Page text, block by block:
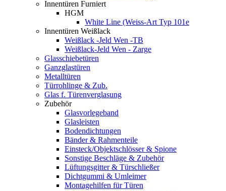
Innentüren Furniert
HGM
White Line (Weiss-Art Typ 101e
Innentüren Weißlack
Weißlack -Jeld Wen -TB
Weißlack-Jeld Wen - Zarge
Glasschiebetüren
Ganzglastüren
Metalltüren
Türrohlinge & Zub.
Glas f. Türenverglasung
Zubehör
Glasvorlegeband
Glasleisten
Bodendichtungen
Bänder & Rahmenteile
Einsteck/Objektschlösser & Spione
Sonstige Beschläge & Zubehör
Lüftungsgitter & Türschließer
Dichtgummi & Umleimer
Montagehilfen für Türen